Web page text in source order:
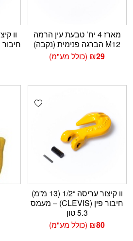
מארז 4 יח’ טבעת עין הרמה
M12 הברגה פנימית (נקבה)
₪29 (כולל מע"מ)
Add wishlist
וו קיצור עריסה “1/2 (13 מ”מ)
חיבור פין (CLEVIS) – מעמס
5.3 טון
₪80 (כולל מע"מ)